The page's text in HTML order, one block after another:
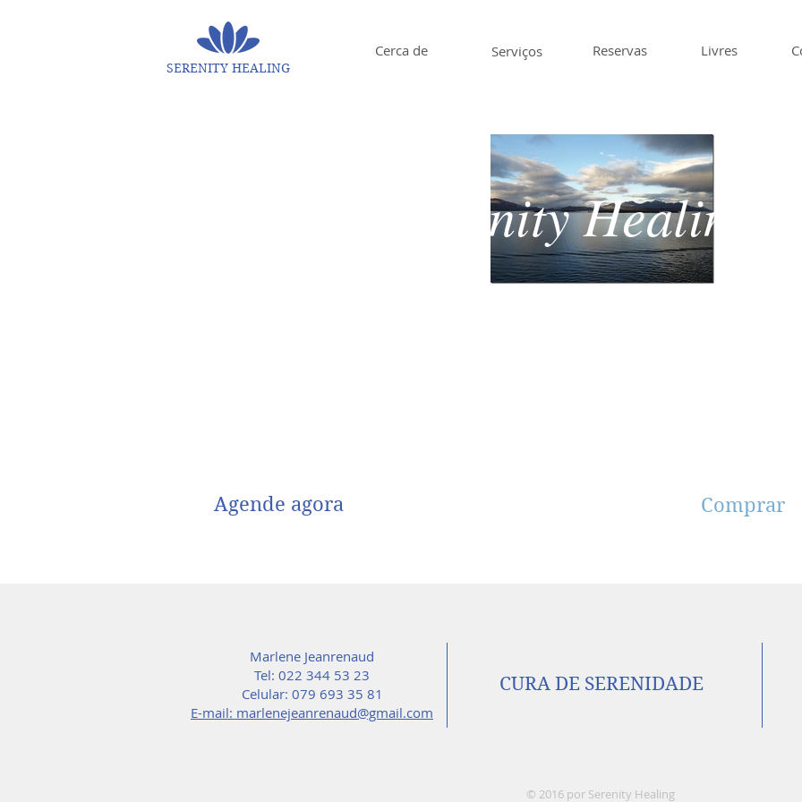
SERENITY HEALING
Cerca de Serviços Reservas Livres
Serenity Healing
Agende agora Comprar
Marlene Jeanrenaud
Tel: 022 344 53 23
Celular: 079 693 35 81
E-mail: marlenejeanrenaud@gmail.com
CURA DE SERENIDADE
© 2016 por Serenity Healing